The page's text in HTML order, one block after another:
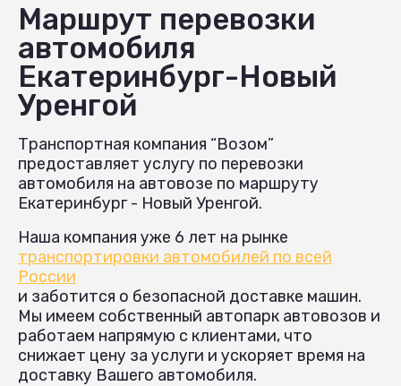
Маршрут перевозки
автомобиля
Екатеринбург-Новый
Уренгой
Транспортная компания “Возом”
предоставляет услугу по перевозки
автомобиля на автовозе по маршруту
Екатеринбург - Новый Уренгой.
Наша компания уже 6 лет на рынке
транспортировки автомобилей по всей
России
и заботится о безопасной доставке машин.
Мы имеем собственный автопарк автовозов и
работаем напрямую с клиентами, что
снижает цену за услуги и ускоряет время на
доставку Вашего автомобиля.